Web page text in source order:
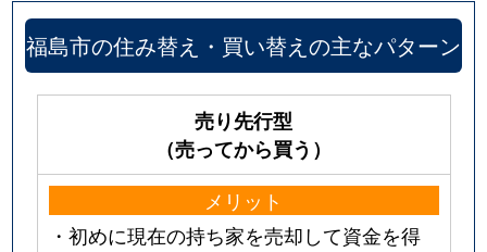
福島市の住み替え・買い替えの主なパターン
売り先行型
（売ってから買う）
メリット
・初めに現在の持ち家を売却して資金を得